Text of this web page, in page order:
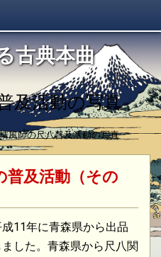
古典本曲
及活動の写真
風師の尺八普及活動の写真
普及活動（その
11年に青森県から出品
した。青森県から尺八関